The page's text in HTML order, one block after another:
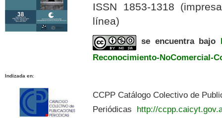
ISSN 1853-1318
línea)
se encuentra bajo
Reconocimiento-NoComercial-
Indizada en:
CCPP Catálogo Colectivo de
Periódicas http://